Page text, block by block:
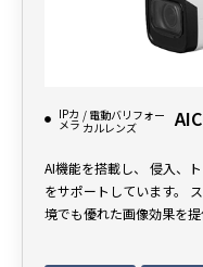
IPカ
メラ
/ 電動バリフォー
カルレンズ
AI機能を搭載し、 侵入、
をサポートしています。
境でも優れた画像効果を提